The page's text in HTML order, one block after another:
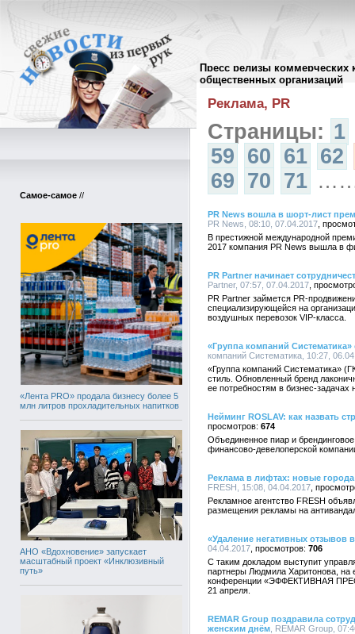
Пресс релизы коммерческих
общественных организаций
Самое-самое //
«Лента PRO» продала бизнесу более 5
млн литров прохладительных напитков
АНО «Вдохновение» запускает
масштабный проект «Инклюзивный
путь»
Архив пресс-релизов//
Реклама, PR
Страницы: 1
59 60 61 62
69 70 71
PR News вошла в шорт-лист
PR News, 08:10, 07.04.2017
В престижной международной
2017 компания PR News вышла в
PR Partner начинает
Partner, 07:57, 07.04.2017
PR Partner займется PR-
специализирующейся на
воздушных перевозок VIP-класса.
«Группа компаний
компаний Систематика, 10:27,
«Группа компаний Систематика»
стиль. Обновленный бренд
ее потребностям в бизнес-задачах
Нейминг ROSLAV: как назвать
674
Объединенное пиар и
финансово-девелоперской
Реклама в лифтах: новые
FRESH, 15:08, 04.04.2017
Рекламное агентство FRESH
размещения рекламы на
«Удаление негативных отзывов
04.04.2017
706
С таким докладом выступит
партнеры Людмила Харитонова, на
конференции «ЭФФЕКТИВНАЯ
21 апреля.
REMAR Group поздравила
женским днём , REMAR Group,